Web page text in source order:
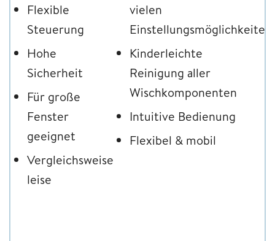
Flexible
Steuerung
Hohe
Sicherheit
Für große
Fenster
geeignet
Vergleichsweise
leise
vielen
Einstellungsmöglichkeiten
Kinderleichte
Reinigung aller
Wischkomponenten
Intuitive Bedienung
Flexibel & mobil